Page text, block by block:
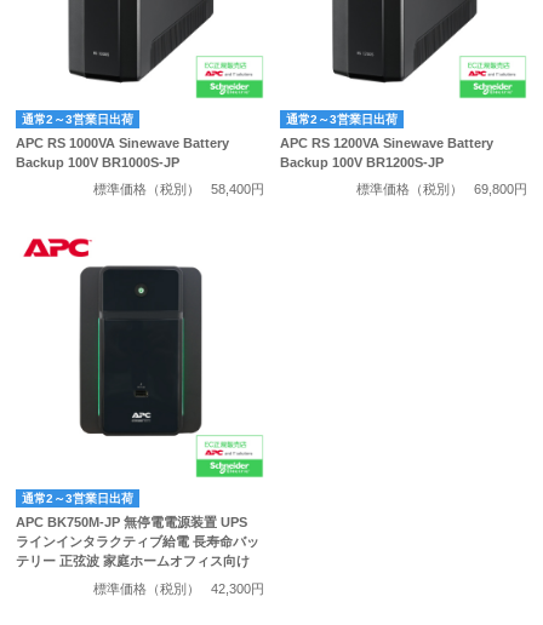
通常2～3営業日出荷
APC RS 1000VA Sinewave Battery
Backup 100V BR1000S-JP
標準価格（税別）
58,400円
通常2～3営業日出荷
APC RS 1200VA Sinewave Battery
Backup 100V BR1200S-JP
標準価格（税別）
69,800円
通常2～3営業日出荷
APC BK750M-JP 無停電電源装置 UPS
ラインインタラクティブ給電 長寿命バッ
テリー 正弦波 家庭ホームオフィス向け
標準価格（税別）
42,300円